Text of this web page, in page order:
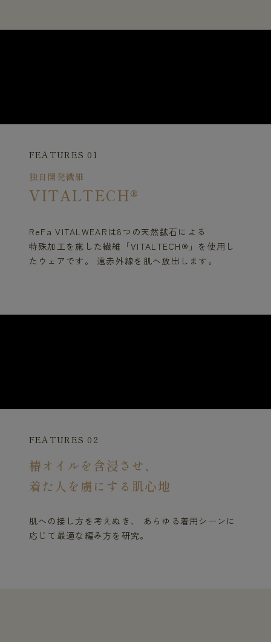
FEATURES 01
独自開発繊維
VITALTECH®
ReFa VITALWEARは8つの天然鉱石による
特殊加工を施した繊維「VITALTECH®」を使用し
たウェアです。 遠赤外線を肌へ放出します。
FEATURES 02
椿オイルを含浸させ、
着た人を虜にする肌心地
肌への接し方を考えぬき、 あらゆる着用シーンに
応じて最適な編み方を研究。